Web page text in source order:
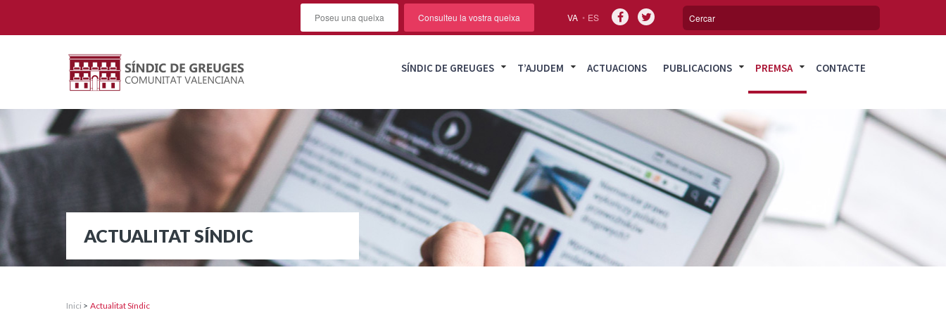
VA ES
Poseu una queixa Consulteu la vostra queixa
SÍNDIC DE GREUGES T’AJUDEM ACTUACIONS PUBLICACIONS PREMSA CONTACTE
ACTUALITAT SÍNDIC
Inici > Actualitat Síndic